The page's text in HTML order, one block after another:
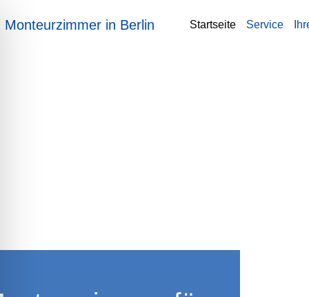
Inhalt
Monteurzimmer in Berlin Startseite Service